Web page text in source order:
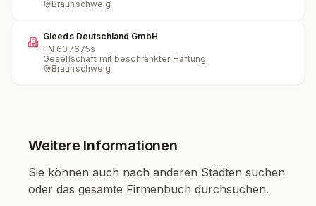
Braunschweig
Gleeds Deutschland GmbH
FN 607675s
Gesellschaft mit beschränkter Haftung
Braunschweig
Weitere Informationen
Sie können auch nach anderen Städten suchen
oder das gesamte Firmenbuch durchsuchen.